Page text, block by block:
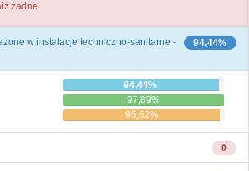
żadne.
94,44%
w instalacje techniczno-sanitarne -
94,44%
97,89%
95,62%
0